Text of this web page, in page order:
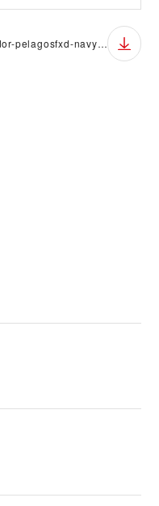
tudor-pelagosfxd-navy-14